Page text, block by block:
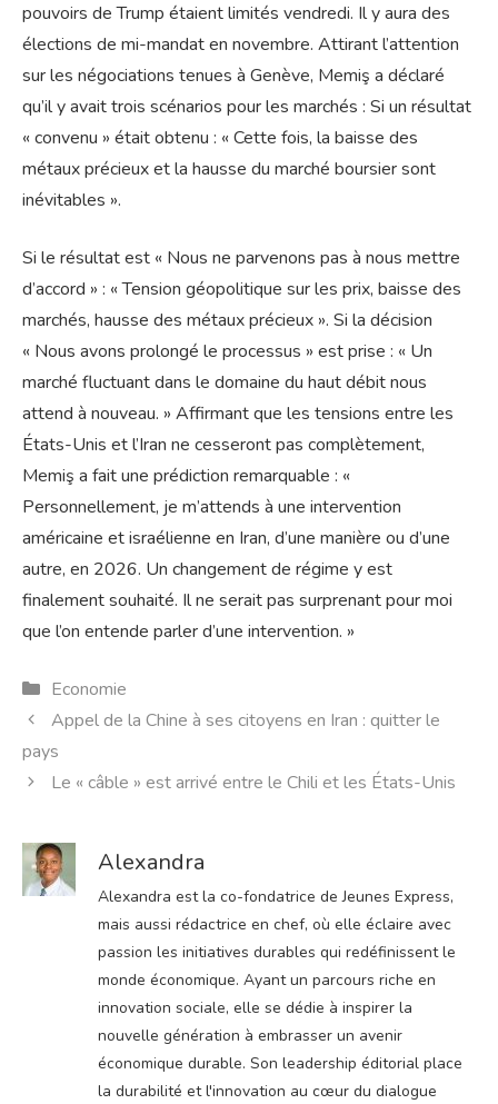
pouvoirs de Trump étaient limités vendredi. Il y aura des
élections de mi-mandat en novembre. Attirant l’attention
sur les négociations tenues à Genève, Memiş a déclaré
qu’il y avait trois scénarios pour les marchés : Si un résultat
« convenu » était obtenu : « Cette fois, la baisse des
métaux précieux et la hausse du marché boursier sont
inévitables ».
Si le résultat est « Nous ne parvenons pas à nous mettre
d’accord » : « Tension géopolitique sur les prix, baisse des
marchés, hausse des métaux précieux ». Si la décision
« Nous avons prolongé le processus » est prise : « Un
marché fluctuant dans le domaine du haut débit nous
attend à nouveau. » Affirmant que les tensions entre les
États-Unis et l’Iran ne cesseront pas complètement,
Memiş a fait une prédiction remarquable : «
Personnellement, je m’attends à une intervention
américaine et israélienne en Iran, d’une manière ou d’une
autre, en 2026. Un changement de régime y est
finalement souhaité. Il ne serait pas surprenant pour moi
que l’on entende parler d’une intervention. »
Catégories
Economie
Appel de la Chine à ses citoyens en Iran : quitter le
pays
Le « câble » est arrivé entre le Chili et les États-Unis
Alexandra
Alexandra est la co-fondatrice de Jeunes Express,
mais aussi rédactrice en chef, où elle éclaire avec
passion les initiatives durables qui redéfinissent le
monde économique. Ayant un parcours riche en
innovation sociale, elle se dédie à inspirer la
nouvelle génération à embrasser un avenir
économique durable. Son leadership éditorial place
la durabilité et l'innovation au cœur du dialogue